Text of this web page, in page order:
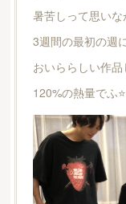
暑苦しって思い
3週間の最初の週
おいららしい作
120%の熱量でふ⭐